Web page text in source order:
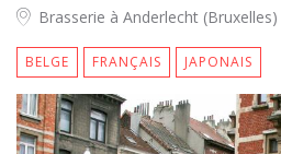
Brasserie à Anderlecht (Bruxelles)
BELGE FRANÇAIS JAPONAIS